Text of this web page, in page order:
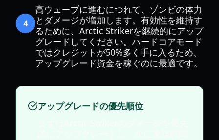
4
高ウェーブに進むにつれて、ゾンビの体力
とダメージが増加します。有効性を維持す
るために、Arctic Strikerを継続的にアップ
グレードしてください。ハードコアモード
ではクレジットが50%多く手に入るため、
アップグレード資金を稼ぐのに最適です。
アップグレードの優先順位